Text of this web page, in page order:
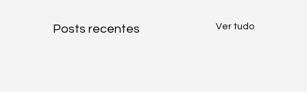
Posts recentes Ver tudo